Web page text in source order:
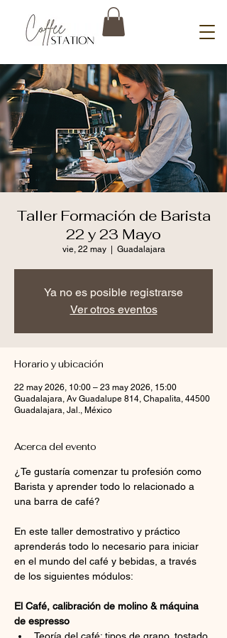
Taller Formación de Barista
22 y 23 Mayo
vie, 22 may
  |
Guadalajara
Ya no es posible registrarse
Ver otros eventos
Horario y ubicación
22 may 2026, 10:00 – 23 may 2026, 15:00
Guadalajara, Av Guadalupe 814, Chapalita, 44500
Guadalajara, Jal., México
Acerca del evento
¿Te gustaría comenzar tu profesión como
Barista y aprender todo lo relacionado a
una barra de café?
En este taller demostrativo y práctico
aprenderás todo lo necesario para iniciar
en el mundo del café y bebidas, a través
de los siguientes módulos:
El Café, calibración de molino & máquina
de espresso